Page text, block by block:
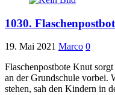
1030.
19. Mai 2021 Marco 0
Flaschenpostbote Knut
an der Grundschule vorbei.
stehen, sah den Kindern in